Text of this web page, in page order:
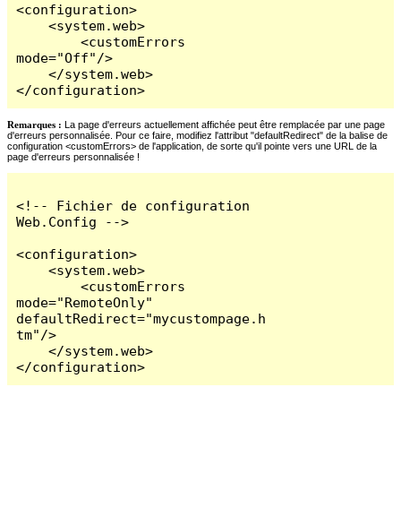
<configuration>
    <system.web>
        <customErrors
mode="Off"/>
    </system.web>
</configuration>
Remarques : La page d'erreurs actuellement affichée peut être remplacée par une page
d'erreurs personnalisée. Pour ce faire, modifiez l'attribut "defaultRedirect" de la balise de
configuration <customErrors> de l'application, de sorte qu'il pointe vers une URL de la
page d'erreurs personnalisée !
<!-- Fichier de configuration
Web.Config -->
<configuration>
    <system.web>
        <customErrors
mode="RemoteOnly"
defaultRedirect="mycustompage.h
tm"/>
    </system.web>
</configuration>